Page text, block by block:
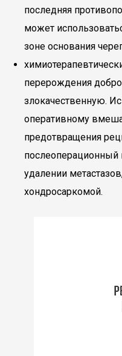
последняя
может
зоне основания
перерождения
злокачественную.
оперативному
предотвращения
удалении
хондросаркомой.